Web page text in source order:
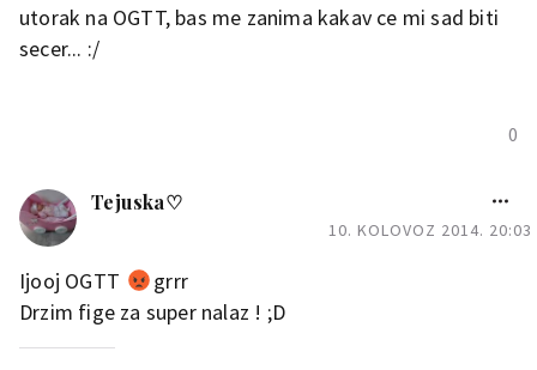
utorak na OGTT, bas me zanima kakav ce mi sad biti
secer... :/
0
Tejuska♡
10. KOLOVOZ 2014. 20:03
Ijooj OGTT
grrr
Drzim fige za super nalaz ! ;D